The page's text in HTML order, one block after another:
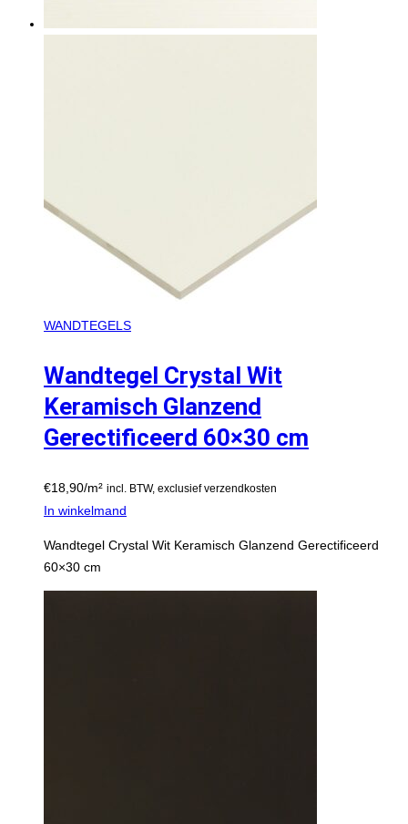
WANDTEGELS
Wandtegel Crystal Wit
Keramisch Glanzend
Gerectificeerd 60×30 cm
€18,90/m² incl. BTW, exclusief verzendkosten
In winkelmand
Wandtegel Crystal Wit Keramisch Glanzend Gerectificeerd
60×30 cm